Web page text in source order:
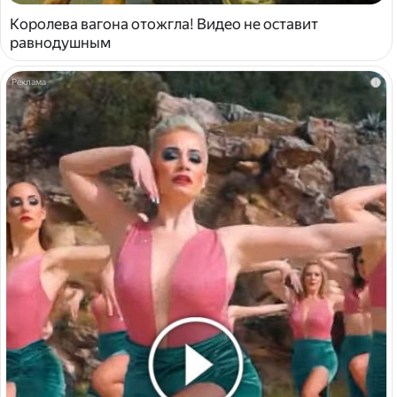
Королева вагона отожгла! Видео не оставит
равнодушным
i